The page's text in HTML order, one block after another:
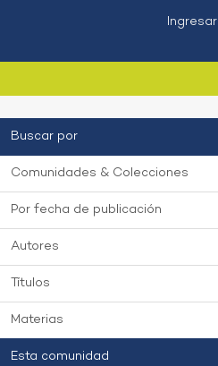
Ingresar
Buscar por
Comunidades & Colecciones
Por fecha de publicación
Autores
Títulos
Materias
Esta comunidad